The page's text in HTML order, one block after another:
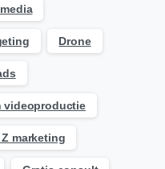
Drone
videoproductie
Z marketing